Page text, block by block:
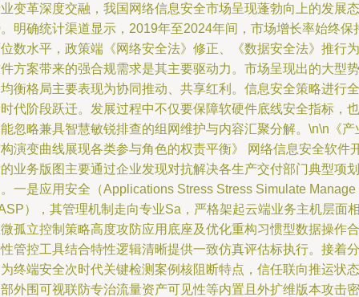
变革深度交融，我国网络信息安全市场呈现蓬勃向上的发展态
明确统计渠道显示，2019年至2024年间，市场增长率始终保
数水平，政策端《网络安全法》修正、《数据安全法》推行为
方案带来的强合规需求是其主要驱动力。市场呈现出的大型势
衡格局主要表现为协同推动、共享红利。信息安全策略进行全
代阶段跃迁。发展过程中不仅要保障软硬件底线安全指标，也
忽略兼具智慧敏锐排查的组网维护与内容汇聚分解。\n\n《产
演变曲线展现各类参与角色的权责平衡》 网络信息安全软件
业务版图主要通过企业发现对抗解决各生产交付部门典型项划
一是应用安全（Applications Stress Stress Simulate Manage
），其管理机制走向专业Sa，严格架起云端业务主机层面
孤立控制策略高度攻防应用底座及优化重构习惯型数据操作合
管控工具结合特性逻辑清晰提供一致仿真评估标执行。接着分
终端安全次时代关键检测案例核阻断特点，信任联向推运状态
外围可视联防专治流量资产可见性等内置且外扩维版本攻击密